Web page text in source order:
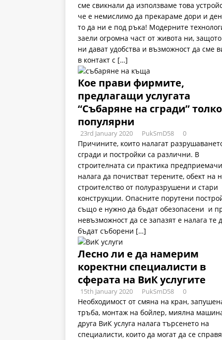
сме свикнали да използваме това
че е немислимо да прекараме дори и
то да ни е под ръка! Модерните
заели огромна част от живота ни,
ни дават удобства и възможност да сме
в контакт с […]
Кое прави фирмите,
предлагащи услугата
“Събаряне на сгради”
популярни
23rd January 2020 PukSmD58 0
Причините, които налагат
сгради и постройки са различни. В
строителната си практика
налага да почистват терените, обект на
строителство от полуразрушени и стари
конструкции. Опасните порутени
също е нужно да бъдат обезопасени и
невъзможност да се запазят е налага те
бъдат съборени […]
Лесно ли е да намерим
коректни специалисти в
сферата на ВиК услугите
15th January 2020 PukSmD58 0
Необходимост от смяна на кран,
тръба, монтаж на бойлер, миялна
друга ВиК услуга налага търсенето на
специалисти, които да могат да се